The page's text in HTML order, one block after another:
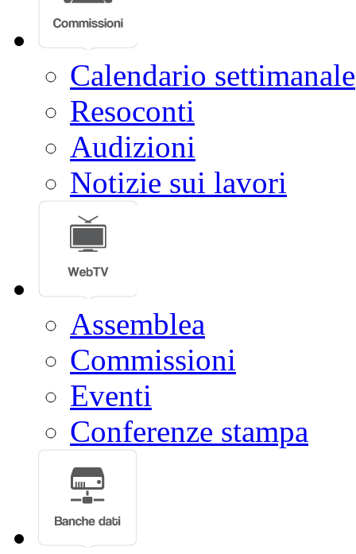
Calendario settimanale
Resoconti
Audizioni
Notizie sui lavori
Assemblea
Commissioni
Eventi
Conferenze stampa